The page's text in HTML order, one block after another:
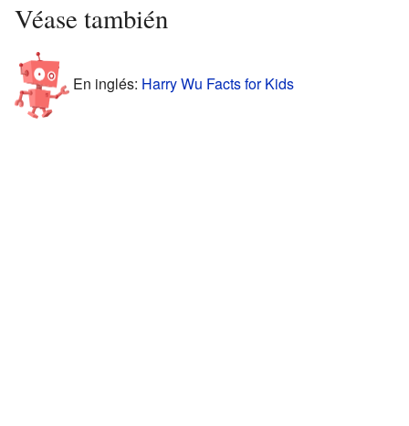
Véase también
En inglés: Harry Wu Facts for Kids